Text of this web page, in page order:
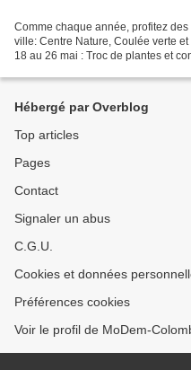
Comme chaque année, profitez
ville: Centre Nature, Coulée verte
18 au 26 mai : Troc de plantes et
Hébergé par Overblog
Top articles
Pages
Contact
Signaler un abus
C.G.U.
Cookies et données
Préférences cookies
Voir le profil de MoDem-